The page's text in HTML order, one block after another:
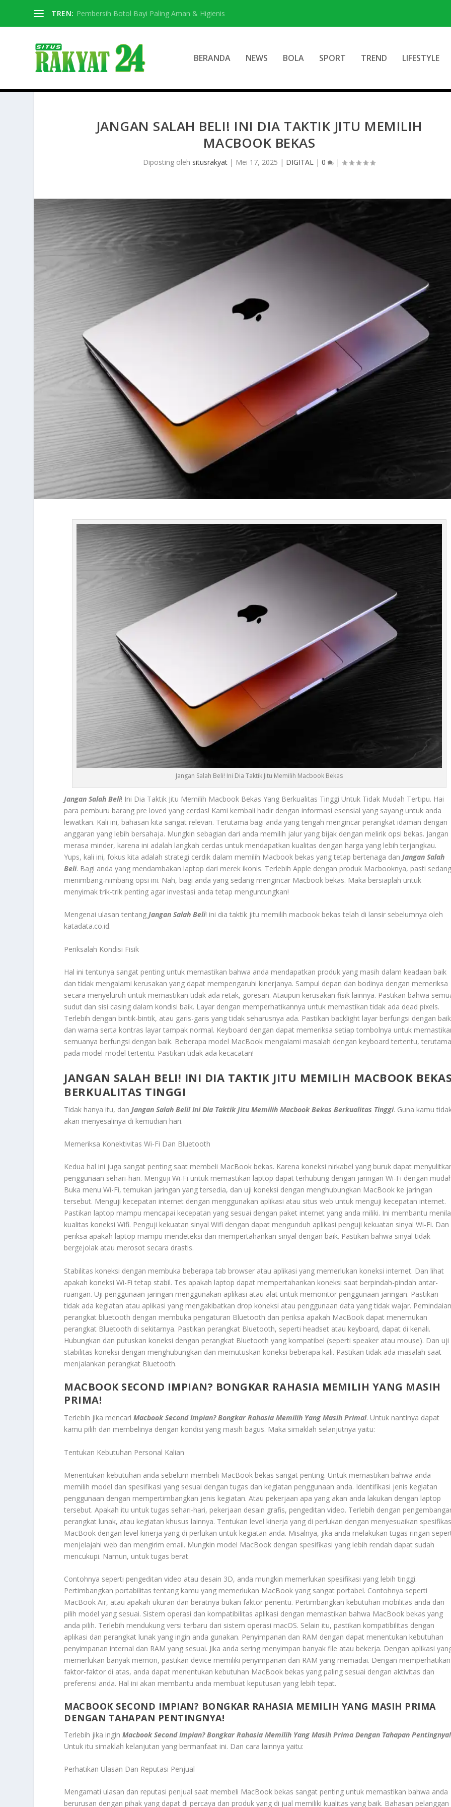
TREN: Pembersih Botol Bayi Paling Aman & Higienis
BERANDA NEWS BOLA SPORT TREND LIFESTYLE
JANGAN SALAH BELI! INI DIA TAKTIK JITU MEMILIH
MACBOOK BEKAS
Diposting oleh situsrakyat | Mei 17, 2025 | DIGITAL |0 |
Jangan Salah Beli! Ini Dia Taktik Jitu Memilih Macbook Bekas
Jangan Salah Beli! Ini Dia Taktik Jitu Memilih Macbook Bekas Yang Berkualitas Tinggi Untuk Tidak Mudah Tertipu. Hai
para pemburu barang pre loved yang cerdas! Kami kembali hadir dengan informasi esensial yang sayang untuk anda
lewatkan. Kali ini, bahasan kita sangat relevan. Terutama bagi anda yang tengah mengincar perangkat idaman dengan
anggaran yang lebih bersahaja. Mungkin sebagian dari anda memilih jalur yang bijak dengan melirik opsi bekas. Jangan
merasa minder, karena ini adalah langkah cerdas untuk mendapatkan kualitas dengan harga yang lebih terjangkau.
Yups, kali ini, fokus kita adalah strategi cerdik dalam memilih Macbook bekas yang tetap bertenaga danJangan Salah
Beli. Bagi anda yang mendambakan laptop dari merek ikonis. Terlebih Apple dengan produk Macbooknya, pasti sedang
menimbang-nimbang opsi ini. Nah, bagi anda yang sedang mengincar Macbook bekas. Maka bersiaplah untuk
menyimak trik-trik penting agar investasi anda tetap menguntungkan!
Mengenai ulasan tentangJangan Salah Beli! ini dia taktik jitu memilih macbook bekas telah di lansir sebelumnya oleh
katadata.co.id.
Periksalah Kondisi Fisik
Hal ini tentunya sangat penting untuk memastikan bahwa anda mendapatkan produk yang masih dalam keadaan baik
dan tidak mengalami kerusakan yang dapat mempengaruhi kinerjanya. Sampul depan dan bodinya dengan memeriksa
secara menyeluruh untuk memastikan tidak ada retak, goresan. Ataupun kerusakan fisik lainnya. Pastikan bahwa
sudut dan sisi casing dalam kondisi baik. Layar dengan memperhatikannya untuk memastikan tidak ada dead pixels.
Terlebih dengan bintik-bintik, atau garis-garis yang tidak seharusnya ada. Pastikan backlight layar berfungsi dengan
dan warna serta kontras layar tampak normal. Keyboard dengan dapat memeriksa setiap tombolnya untuk
semuanya berfungsi dengan baik. Beberapa model MacBook mengalami masalah dengan keyboard tertentu, terutama
pada model-model tertentu. Pastikan tidak ada kecacatan!
JANGAN SALAH BELI! INI DIA TAKTIK JITU MEMILIH MACBOOK
BERKUALITAS TINGGI
Tidak hanya itu, dan Jangan Salah Beli! Ini Dia Taktik Jitu Memilih Macbook Bekas Berkualitas Tinggi. Guna kamu
akan menyesalinya di kemudian hari.
Memeriksa Konektivitas Wi-Fi Dan Bluetooth
Kedua hal ini juga sangat penting saat membeli MacBook bekas. Karena koneksi nirkabel yang buruk dapat
penggunaan sehari-hari. Menguji Wi-Fi untuk memastikan laptop dapat terhubung dengan jaringan Wi-Fi dengan
Buka menu Wi-Fi, temukan jaringan yang tersedia, dan uji koneksi dengan menghubungkan MacBook ke jaringan
tersebut. Menguji kecepatan internet dengan menggunakan aplikasi atau situs web untuk menguji kecepatan internet.
Pastikan laptop mampu mencapai kecepatan yang sesuai dengan paket internet yang anda miliki. Ini membantu
kualitas koneksi Wifi. Penguji kekuatan sinyal Wifi dengan dapat mengunduh aplikasi penguji kekuatan sinyal Wi-Fi. Dan
periksa apakah laptop mampu mendeteksi dan mempertahankan sinyal dengan baik. Pastikan bahwa sinyal tidak
bergejolak atau merosot secara drastis.
Stabilitas koneksi dengan membuka beberapa tab browser atau aplikasi yang memerlukan koneksi internet. Dan lihat
apakah koneksi Wi-Fi tetap stabil. Tes apakah laptop dapat mempertahankan koneksi saat berpindah-pindah antar-
ruangan. Uji penggunaan jaringan menggunakan aplikasi atau alat untuk memonitor penggunaan jaringan. Pastikan
tidak ada kegiatan atau aplikasi yang mengakibatkan drop koneksi atau penggunaan data yang tidak wajar. Pemindaian
perangkat bluetooth dengan membuka pengaturan Bluetooth dan periksa apakah MacBook dapat menemukan
perangkat Bluetooth di sekitarnya. Pastikan perangkat Bluetooth, seperti headset atau keyboard, dapat di kenali.
Hubungkan dan putuskan koneksi dengan perangkat Bluetooth yang kompatibel (seperti speaker atau mouse). Dan uji
stabilitas koneksi dengan menghubungkan dan memutuskan koneksi beberapa kali. Pastikan tidak ada masalah saat
menjalankan perangkat Bluetooth.
MACBOOK SECOND IMPIAN? BONGKAR RAHASIA MEMILIH YANG MASIH
PRIMA!
Terlebih jika mencariMacbook Second Impian? Bongkar Rahasia Memilih Yang Masih Prima!. Untuk nantinya dapat
kamu pilih dan membelinya dengan kondisi yang masih bagus. Maka simaklah selanjutnya yaitu:
Tentukan Kebutuhan Personal Kalian
Menentukan kebutuhan anda sebelum membeli MacBook bekas sangat penting. Untuk memastikan bahwa anda
memilih model dan spesifikasi yang sesuai dengan tugas dan kegiatan penggunaan anda. Identifikasi jenis kegiatan
penggunaan dengan mempertimbangkan jenis kegiatan. Atau pekerjaan apa yang akan anda lakukan dengan laptop
tersebut. Apakah itu untuk tugas sehari-hari, pekerjaan desain grafis, pengeditan video. Terlebih dengan
perangkat lunak, atau kegiatan khusus lainnya. Tentukan level kinerja yang di perlukan dengan menyesuaikan
MacBook dengan level kinerja yang di perlukan untuk kegiatan anda. Misalnya, jika anda melakukan tugas ringan
menjelajahi web dan mengirim email. Mungkin model MacBook dengan spesifikasi yang lebih rendah dapat sudah
mencukupi. Namun, untuk tugas berat.
Contohnya seperti pengeditan video atau desain 3D, anda mungkin memerlukan spesifikasi yang lebih tinggi.
Pertimbangkan portabilitas tentang kamu yang memerlukan MacBook yang sangat portabel. Contohnya seperti
MacBook Air, atau apakah ukuran dan beratnya bukan faktor penentu. Pertimbangkan kebutuhan mobilitas anda dan
pilih model yang sesuai. Sistem operasi dan kompatibilitas aplikasi dengan memastikan bahwa MacBook bekas yang
anda pilih. Terlebih mendukung versi terbaru dari sistem operasi macOS. Selain itu, pastikan kompatibilitas dengan
aplikasi dan perangkat lunak yang ingin anda gunakan. Penyimpanan dan RAM dengan dapat menentukan kebutuhan
penyimpanan internal dan RAM yang sesuai. Jika anda sering menyimpan banyak file atau bekerja. Dengan aplikasi
memerlukan banyak memori, pastikan device memiliki penyimpanan dan RAM yang memadai. Dengan memperhatikan
faktor-faktor di atas, anda dapat menentukan kebutuhan MacBook bekas yang paling sesuai dengan aktivitas dan
preferensi anda. Hal ini akan membantu anda membuat keputusan yang lebih tepat.
MACBOOK SECOND IMPIAN? BONGKAR RAHASIA MEMILIH YANG MASIH PRIMA
DENGAN TAHAPAN PENTINGNYA!
Terlebih jika inginMacbook Second Impian? Bongkar Rahasia Memilih Yang Masih Prima Dengan Tahapan Pentingnya!
Untuk itu simaklah kelanjutan yang bermanfaat ini. Dan cara lainnya yaitu:
Perhatikan Ulasan Dan Reputasi Penjual
Mengamati ulasan dan reputasi penjual saat membeli MacBook bekas sangat penting untuk memastikan bahwa anda
berurusan dengan pihak yang dapat di percaya dan produk yang di jual memiliki kualitas yang baik. Bahasan pelanggan